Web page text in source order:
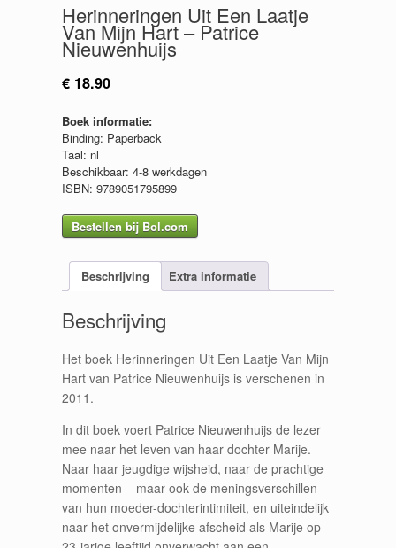
Herinneringen Uit Een Laatje
Van Mijn Hart – Patrice
Nieuwenhuijs
€ 18.90
Boek informatie:
Binding: Paperback
Taal: nl
Beschikbaar: 4-8 werkdagen
ISBN: 9789051795899
Bestellen bij Bol.com
Beschrijving Extra informatie
Beschrijving
Het boek Herinneringen Uit Een Laatje Van Mijn
Hart van Patrice Nieuwenhuijs is verschenen in
2011.
In dit boek voert Patrice Nieuwenhuijs de lezer
mee naar het leven van haar dochter Marije.
Naar haar jeugdige wijsheid, naar de prachtige
momenten – maar ook de meningsverschillen –
van hun moeder-dochterintimiteit, en uiteindelijk
naar het onvermijdelijke afscheid als Marije op